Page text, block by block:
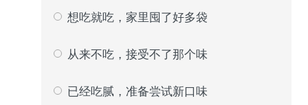
想吃就吃，家里囤了好多袋
从来不吃，接受不了那个味
已经吃腻，准备尝试新口味